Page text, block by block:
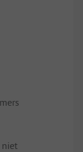
niet